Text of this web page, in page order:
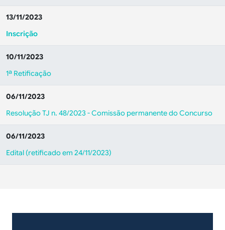
13/11/2023
Inscrição
10/11/2023
1ª Retificação
06/11/2023
Resolução TJ n. 48/2023 - Comissão permanente do Concurso
06/11/2023
Edital (retificado em 24/11/2023)